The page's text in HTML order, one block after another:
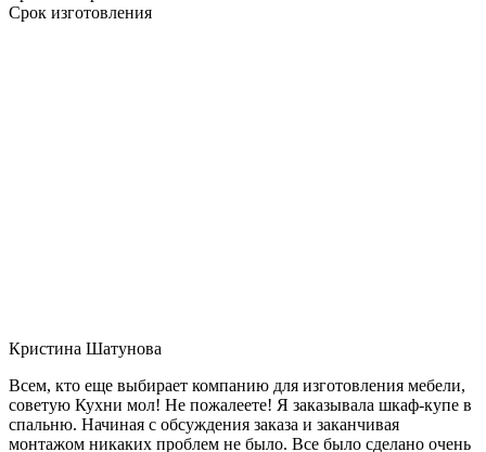
Срок изготовления
Кристина Шатунова
Всем, кто еще выбирает компанию для изготовления мебели,
советую Кухни мол! Не пожалеете! Я заказывала шкаф-купе в
спальню. Начиная с обсуждения заказа и заканчивая
монтажом никаких проблем не было. Все было сделано очень